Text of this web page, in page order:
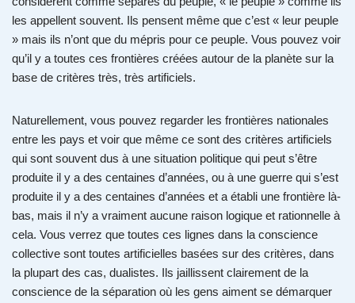
les appellent souvent. Ils pensent même que c’est « leur peuple
» mais ils n’ont que du mépris pour ce peuple. Vous pouvez voir
qu’il y a toutes ces frontières créées autour de la planète sur la
base de critères très, très artificiels.
Naturellement, vous pouvez regarder les frontières nationales
entre les pays et voir que même ce sont des critères artificiels
qui sont souvent dus à une situation politique qui peut s’être
produite il y a des centaines d’années, ou à une guerre qui s’est
produite il y a des centaines d’années et a établi une frontière là-
bas, mais il n’y a vraiment aucune raison logique et rationnelle à
cela. Vous verrez que toutes ces lignes dans la conscience
collective sont toutes artificielles basées sur des critères, dans
la plupart des cas, dualistes. Ils jaillissent clairement de la
conscience de la séparation où les gens aiment se démarquer